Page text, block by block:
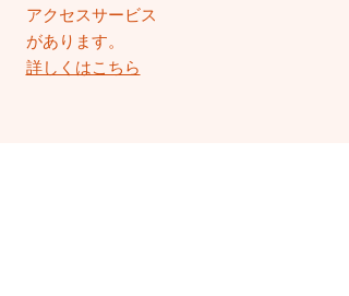
アクセスサービス
​があります。
​詳しくはこちら